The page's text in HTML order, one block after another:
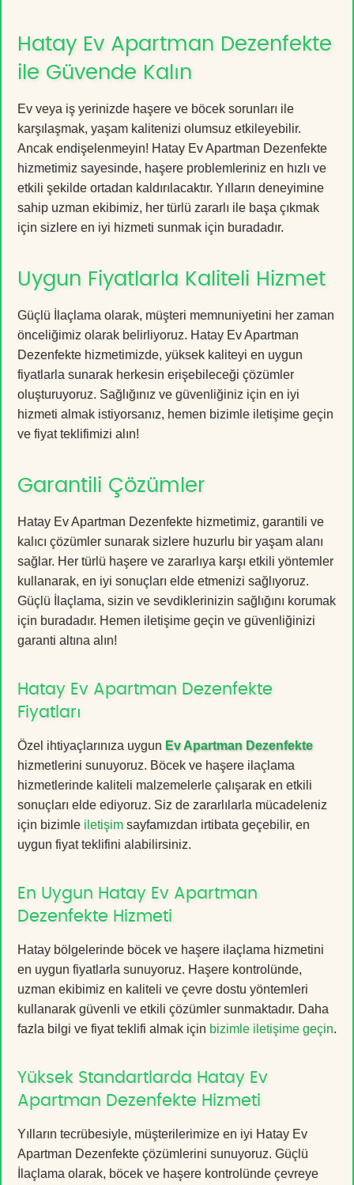
Hatay Ev Apartman Dezenfekte
ile Güvende Kalın
Ev veya iş yerinizde haşere ve böcek sorunları ile
karşılaşmak, yaşam kalitenizi olumsuz etkileyebilir.
Ancak endişelenmeyin! Hatay Ev Apartman Dezenfekte
hizmetimiz sayesinde, haşere problemleriniz en hızlı ve
etkili şekilde ortadan kaldırılacaktır. Yılların deneyimine
sahip uzman ekibimiz, her türlü zararlı ile başa çıkmak
için sizlere en iyi hizmeti sunmak için buradadır.
Uygun Fiyatlarla Kaliteli Hizmet
Güçlü İlaçlama olarak, müşteri memnuniyetini her zaman
önceliğimiz olarak belirliyoruz. Hatay Ev Apartman
Dezenfekte hizmetimizde, yüksek kaliteyi en uygun
fiyatlarla sunarak herkesin erişebileceği çözümler
oluşturuyoruz. Sağlığınız ve güvenliğiniz için en iyi
hizmeti almak istiyorsanız, hemen bizimle iletişime geçin
ve fiyat teklifimizi alın!
Garantili Çözümler
Hatay Ev Apartman Dezenfekte hizmetimiz, garantili ve
kalıcı çözümler sunarak sizlere huzurlu bir yaşam alanı
sağlar. Her türlü haşere ve zararlıya karşı etkili yöntemler
kullanarak, en iyi sonuçları elde etmenizi sağlıyoruz.
Güçlü İlaçlama, sizin ve sevdiklerinizin sağlığını korumak
için buradadır. Hemen iletişime geçin ve güvenliğinizi
garanti altına alın!
Hatay Ev Apartman Dezenfekte
Fiyatları
Özel ihtiyaçlarınıza uygun Ev Apartman Dezenfekte
hizmetlerini sunuyoruz. Böcek ve haşere ilaçlama
hizmetlerinde kaliteli malzemelerle çalışarak en etkili
sonuçları elde ediyoruz. Siz de zararlılarla mücadeleniz
için bizimle iletişim sayfamızdan irtibata geçebilir, en
uygun fiyat teklifini alabilirsiniz.
En Uygun Hatay Ev Apartman
Dezenfekte Hizmeti
Hatay bölgelerinde böcek ve haşere ilaçlama hizmetini
en uygun fiyatlarla sunuyoruz. Haşere kontrolünde,
uzman ekibimiz en kaliteli ve çevre dostu yöntemleri
kullanarak güvenli ve etkili çözümler sunmaktadır. Daha
fazla bilgi ve fiyat teklifi almak için bizimle iletişime geçin.
Yüksek Standartlarda Hatay Ev
Apartman Dezenfekte Hizmeti
Yılların tecrübesiyle, müşterilerimize en iyi Hatay Ev
Apartman Dezenfekte çözümlerini sunuyoruz. Güçlü
İlaçlama olarak, böcek ve haşere kontrolünde çevreye